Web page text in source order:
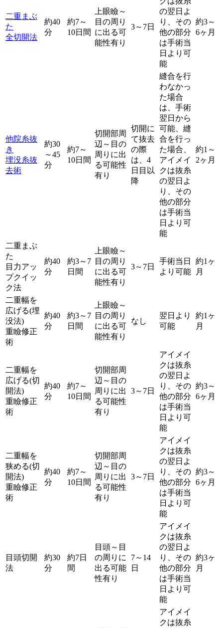
二重まぶ
た
全切開法
約40
分
約7～
10日間
上眼瞼～
目の周り
に出る可
能性有り
3～7日
の翌日よ
り、その
他の部分
は手術当
日より可
能
約3～
6ヶ月
他院糸抜
き
埋没糸抜
去術
約30
～45
分
約7～
10日間
切開部周
辺～目の
周りに出
る可能性
有り
切開に
て抜去
の際
は、4
日目以
降
縫合を行
わなかっ
た場合
は、手術
翌日から
可能、縫
合を行っ
た場合、
アイメイ
クは抜糸
の翌日よ
り、その
他の部分
は手術当
日より可
能
約1～
2ヶ月
二重まぶ
た
目力アッ
プクイッ
ク法
約40
分
約3～7
日間
上眼瞼～
目の周り
に出る可
能性有り
3～7日
手術当日
より可能
約1ヶ
月
二重幅を
広げる(埋
没法)
重瞼修正
術
約40
分
約3～7
日間
上眼瞼～
目の周り
に出る可
能性有り
なし
翌日より
可能
約1ヶ
月
二重幅を
広げる(切
開法)
重瞼修正
術
約40
分
約7～
10日間
切開部周
辺～目の
周りに出
る可能性
有り
3～7日
アイメイ
クは抜糸
の翌日よ
り、その
他の部分
は手術当
日より可
能
約3～
6ヶ月
二重幅を
狭める(切
開法)
重瞼修正
術
約40
分
約7～
10日間
切開部周
辺～目の
周りに出
る可能性
有り
3～7日
アイメイ
クは抜糸
の翌日よ
り、その
他の部分
は手術当
日より可
能
約3～
6ヶ月
目頭切開
法
約30
分
約7日
間
目頭～目
の周りに
出る可能
性有り
7～14
日
アイメイ
クは抜糸
の翌日よ
り、その
他の部分
は手術当
日より可
能
約3ヶ
月
アイメイ
クは抜糸